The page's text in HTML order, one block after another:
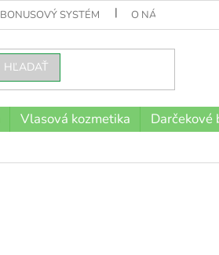
BONUSOVÝ SYSTÉM O NÁS
HĽADAŤ
Vlasová kozmetika Darčekové